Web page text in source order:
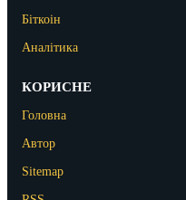
Біткоін
Аналітика
КОРИСНЕ
Головна
Автор
Sitemap